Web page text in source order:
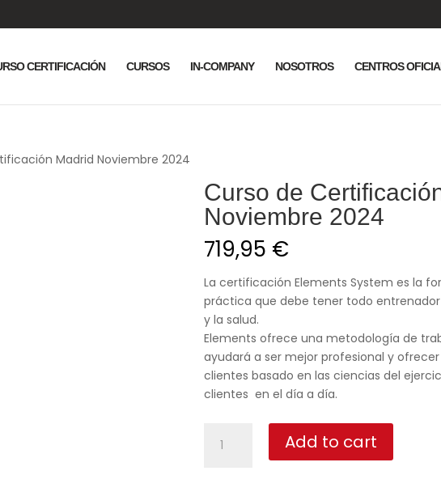
CERTIFICACIÓN CURSOS IN-COMPANY NOSOTROS CENTROS
Madrid Noviembre 2024
Curso de
Noviembre 2024
719,95 €
La certificación Elements System es la
práctica que debe tener todo
y la salud.
Elements ofrece una metodología de
ayudará a ser mejor profesional y
clientes basado en las ciencias del
clientes en el día a día.
Add to cart